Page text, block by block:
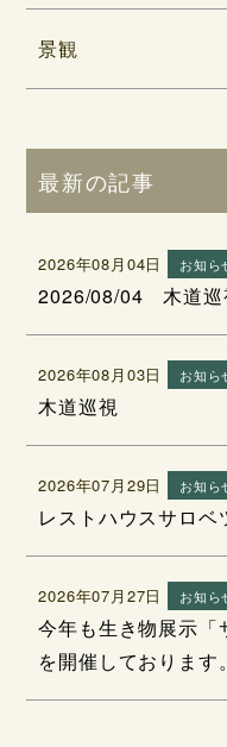
景観
最新の記事
2026年08月04日 お知ら
2026/08/04 木道巡
2026年08月03日 お知ら
木道巡視
2026年07月29日 お知ら
レストハウスサロベ
2026年07月27日 お知ら
今年も生き物展示「
を開催しております。